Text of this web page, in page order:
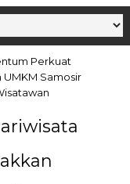
Perkuat
Samosir